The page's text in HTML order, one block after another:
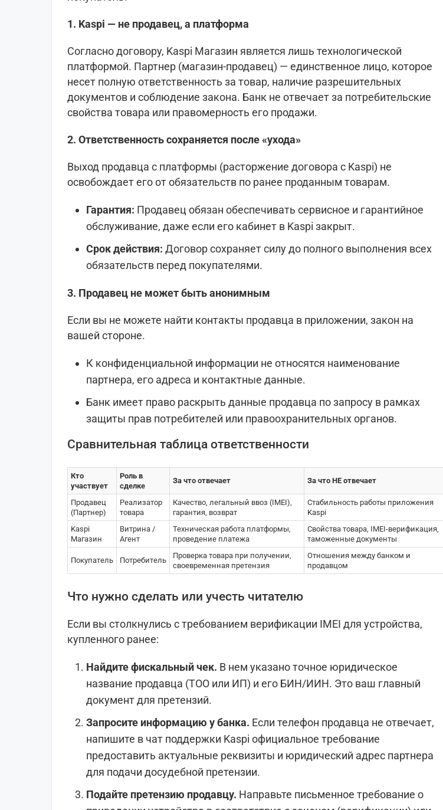
1. Kaspi — не продавец, а платформа
Согласно договору, Kaspi Магазин является лишь технологической
платформой. Партнер (магазин-продавец) — единственное лицо, которое
несет полную ответственность за товар, наличие разрешительных
документов и соблюдение закона. Банк не отвечает за потребительские
свойства товара или правомерность его продажи.
2. Ответственность сохраняется после «ухода»
Выход продавца с платформы (расторжение договора с Kaspi) не
освобождает его от обязательств по ранее проданным товарам.
Гарантия: Продавец обязан обеспечивать сервисное и гарантийное
обслуживание, даже если его кабинет в Kaspi закрыт.
Срок действия: Договор сохраняет силу до полного выполнения всех
обязательств перед покупателями.
3. Продавец не может быть анонимным
Если вы не можете найти контакты продавца в приложении, закон на
вашей стороне.
К конфиденциальной информации не относятся наименование
партнера, его адреса и контактные данные.
Банк имеет право раскрыть данные продавца по запросу в рамках
защиты прав потребителей или правоохранительных органов.
Сравнительная таблица ответственности
Кто
участвует
Роль в
сделке
За что отвечает За что НЕ отвечает
Продавец
(Партнер)
Реализатор
товара
Качество, легальный ввоз (IMEI),
гарантия, возврат
Стабильность работы приложения
Kaspi
Kaspi
Магазин
Витрина /
Агент
Техническая работа платформы,
проведение платежа
Свойства товара, IMEI-верификация,
таможенные документы
Покупатель Потребитель
Проверка товара при получении,
своевременная претензия
Отношения между банком и
продавцом
Что нужно сделать или учесть читателю
Если вы столкнулись с требованием верификации IMEI для устройства,
купленного ранее:
Найдите фискальный чек. В нем указано точное юридическое
название продавца (ТОО или ИП) и его БИН/ИИН. Это ваш главный
документ для претензий.
Запросите информацию у банка. Если телефон продавца не отвечает,
напишите в чат поддержки Kaspi официальное требование
предоставить актуальные реквизиты и юридический адрес партнера
для подачи досудебной претензии.
Подайте претензию продавцу. Направьте письменное требование о